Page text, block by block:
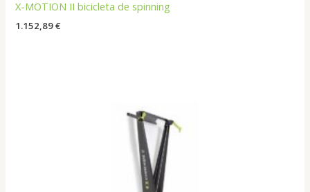
X-MOTION II bicicleta de spinning
1.152,89€